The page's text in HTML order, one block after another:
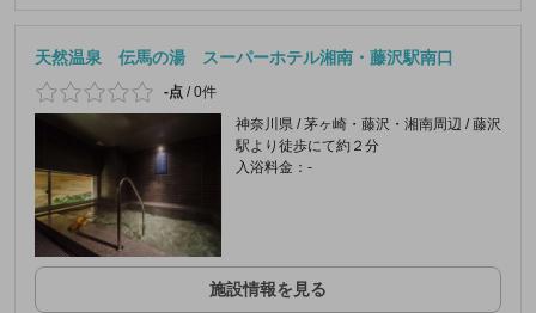
天然温泉 伝馬の湯 スーパーホテル湘南・藤沢駅南口
-点 /0件
神奈川県 / 茅ヶ崎・藤沢・湘南周辺 / 藤沢
駅より徒歩にて約２分
入浴料金：-
施設情報を見る